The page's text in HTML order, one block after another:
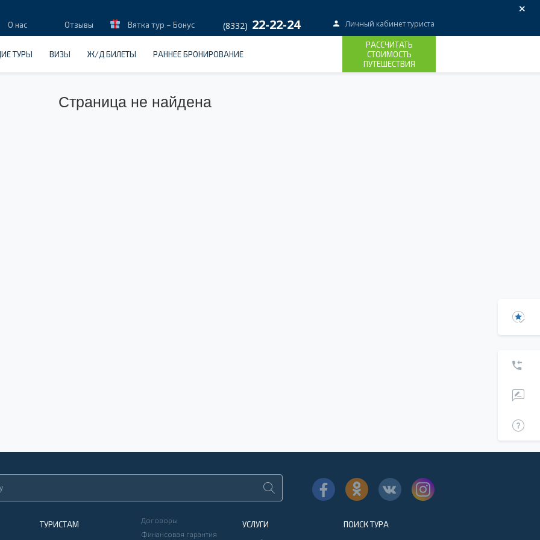
×
О нас Отзывы Вятка тур – Бонус (8332) 22-22-24 Личный кабинет туриста
ТУРЫ ВИЗЫ Ж/Д БИЛЕТЫ РАННЕЕ БРОНИРОВАНИЕ
РАССЧИТАТЬ
СТОИМОСТЬ
ПУТЕШЕСТВИЯ
Страница не найдена
ТУРИСТАМ
Договоры
Финансовая гарантия
УСЛУГИ ПОИСК ТУРА